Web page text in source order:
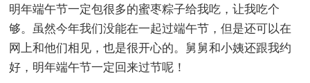
明年端午节一定包很多的蜜枣粽子给我吃，让我吃个
够。虽然今年我们没能在一起过端午节，但是还可以在
网上和他们相见，也是很开心的。舅舅和小姨还跟我约
好，明年端午节一定回来过节呢！